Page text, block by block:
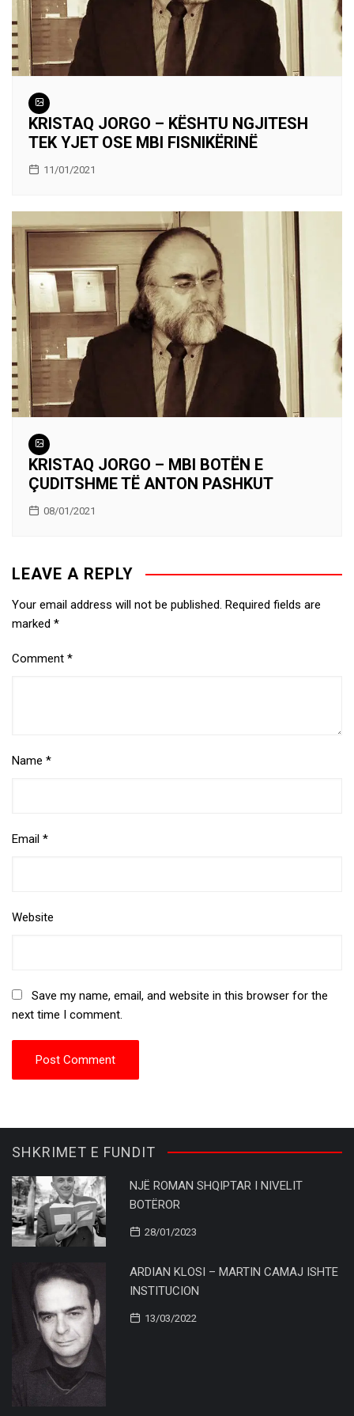
KRISTAQ JORGO – KËSHTU NGJITESH
TEK YJET OSE MBI FISNIKËRINË
11/01/2021
KRISTAQ JORGO – MBI BOTËN E
ÇUDITSHME TË ANTON PASHKUT
08/01/2021
LEAVE A REPLY
Your email address will not be published. Required fields are
marked *
Comment *
Name *
Email *
Website
Save my name, email, and website in this browser for the
next time I comment.
SHKRIMET E FUNDIT
NJË ROMAN SHQIPTAR I NIVELIT
BOTËROR
28/01/2023
ARDIAN KLOSI – MARTIN CAMAJ ISHTE
INSTITUCION
13/03/2022